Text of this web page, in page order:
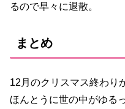
るので早々に退散。
まとめ
12月のクリスマス終わり
ほんとうに世の中がゆる